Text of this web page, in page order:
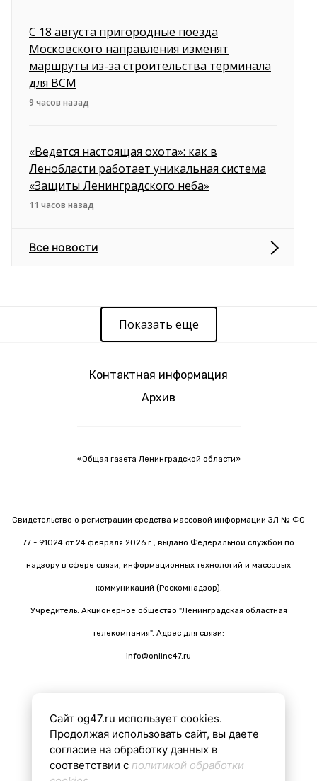
С 18 августа пригородные поезда
Московского направления изменят
маршруты из-за строительства терминала
для ВСМ
9 часов назад
«Ведется настоящая охота»: как в
Ленобласти работает уникальная система
«Защиты Ленинградского неба»
11 часов назад
Все новости
Показать еще
Контактная информация
Архив
«Общая газета Ленинградской области»
Свидетельство о регистрации средства массовой информации ЭЛ № ФС
77 - 91024 от 24 февраля 2026 г., выдано Федеральной службой по
надзору в сфере связи, информационных технологий и массовых
коммуникаций (Роскомнадзор).
Учредитель: Акционерное общество "Ленинградская областная
телекомпания". Адрес для связи:
info@online47.ru
Все материалы на сайте подготовлены с помощью ИИ
16+
Сайт og47.ru использует cookies.
Продолжая использовать сайт, вы даете
согласие на обработку данных в
соответствии с политикой обработки